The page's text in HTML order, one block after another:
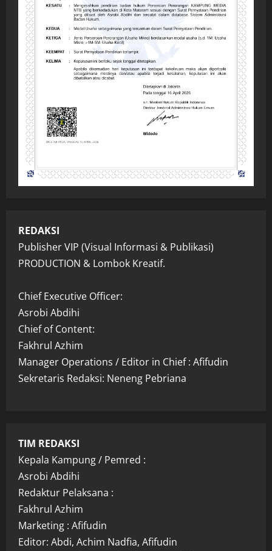
REDAKSI
Publisher VIP (Visual Informasi & Publikasi)
PRODUCTION & Lombok Kreatif.
Chief Executive Officer:
Asrobi Abdihi
Chief of Content:
Fakhrul Azhim
Manager Operations / Editor in Chief : Afifudin
Sekretaris Redaksi: Neneng Pebriana
TIM REDAKSI
Kepala Kampung / Pemred :
Asrobi Abdihi
Redaktur Pelaksana :
Fakhrul Azhim
Marketing : Afifudin
Editor: Abdi, Achim Nadfia, Afifudin